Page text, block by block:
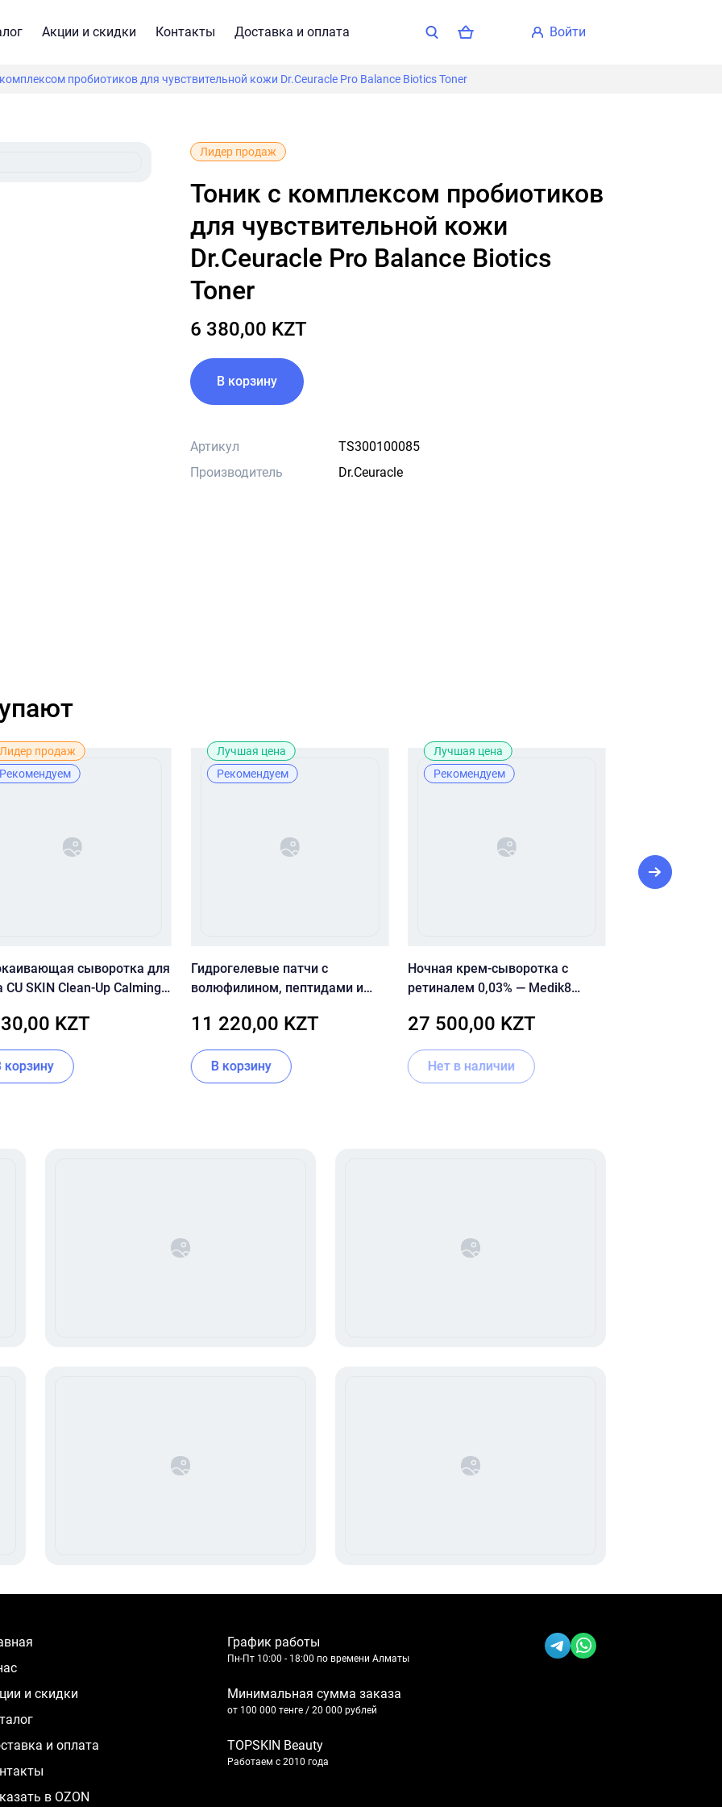
Акции и скидки Контакты Доставка и оплата войти
пробиотиков для чувствительной кожи Dr.Ceuracle Pro Balance Biotics Toner
Лидер продаж
Тоник с комплексом пробиотиков
для чувствительной кожи
Dr.Ceuracle Pro Balance Biotics
Toner
6 380,00 KZT
В корзину
Артикул
TS300100085
Производитель
Dr.Ceuracle
Лидер продаж
Рекомендуем
сыворотка для
CU SKIN Clean-Up Calming
KZT
В корзину
Лучшая цена
Рекомендуем
Гидрогелевые патчи с
волюфилином, пептидами и
U Hydro Gel Eye Patch
11 220,00 KZT
В корзину
Лучшая цена
Рекомендуем
Ночная крем-сыворотка с
ретиналем 0,03% — Medik8
27 500,00 KZT
Нет в наличии
нас
и скидки
и оплата
в OZON
График работы
Пн-Пт 10:00 - 18:00 по времени Алматы
Минимальная сумма заказа
от 100 000 тенге / 20 000 рублей
TOPSKIN Beauty
Работаем с 2010 года